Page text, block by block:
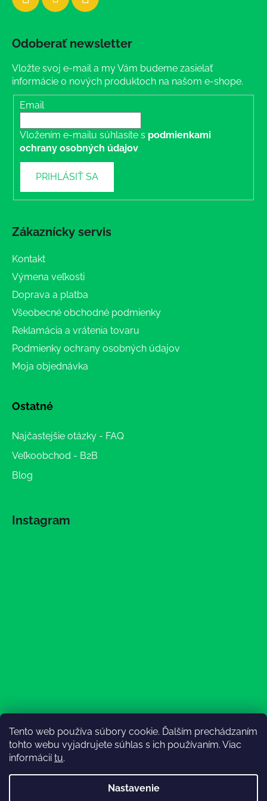
Tento web používa súbory cookie. Ďalším prechádzaním
tohto webu vyjadrujete súhlas s ich používaním. Viac
informáciítu.
Nastavenie
Odoberať newsletter
Vložte svoj e-mail a my Vám budeme zasielať
informácie o nových produktoch na našom e-shope.
Email
Vložením e-mailu súhlasíte s podmienkami
ochrany osobných údajov
PRIHLÁSIŤ SA
Zákaznícky servis
Kontakt
Výmena veľkosti
Doprava a platba
Všeobecné obchodné podmienky
Reklamácia a vrátenia tovaru
Podmienky ochrany osobných údajov
Moja objednávka
Ostatné
Najčastejšie otázky - FAQ
Veľkoobchod - B2B
Blog
Instagram
Sledovať na Instagrame